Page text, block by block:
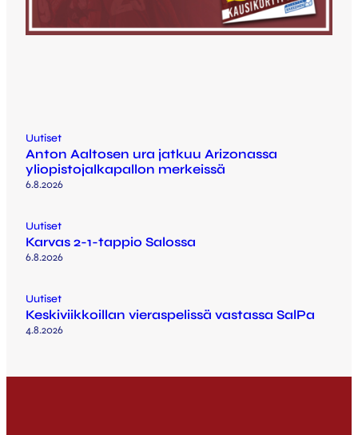
Uutiset
Anton Aaltosen ura jatkuu Arizonassa
yliopistojalkapallon merkeissä
6.8.2026
Uutiset
Karvas 2-1-tappio Salossa
6.8.2026
Uutiset
Keskiviikkoillan vieraspelissä vastassa SalPa
4.8.2026